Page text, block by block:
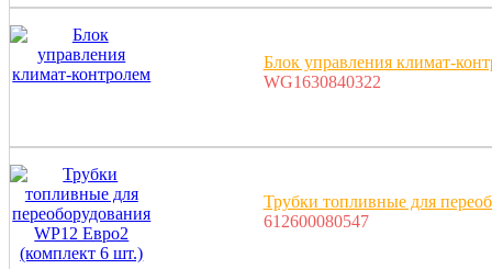
Блок управления климат-
WG1630840322
Трубки топливные для
612600080547